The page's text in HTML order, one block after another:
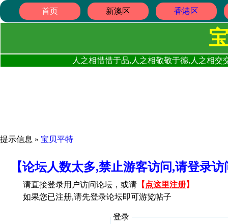
首页 新澳区 香港区
人之相惜惜于品,人之相敬敬于德,人之相
提示信息 » 宝贝平特
【论坛人数太多,禁止游客访问,请登录
请直接登录用户访问论坛，或请 【 点这里注册】
如果您已注册,请先登录论坛即可游览帖子
登录